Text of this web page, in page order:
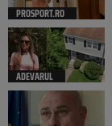
PROSPORT.RO
ADEVARUL